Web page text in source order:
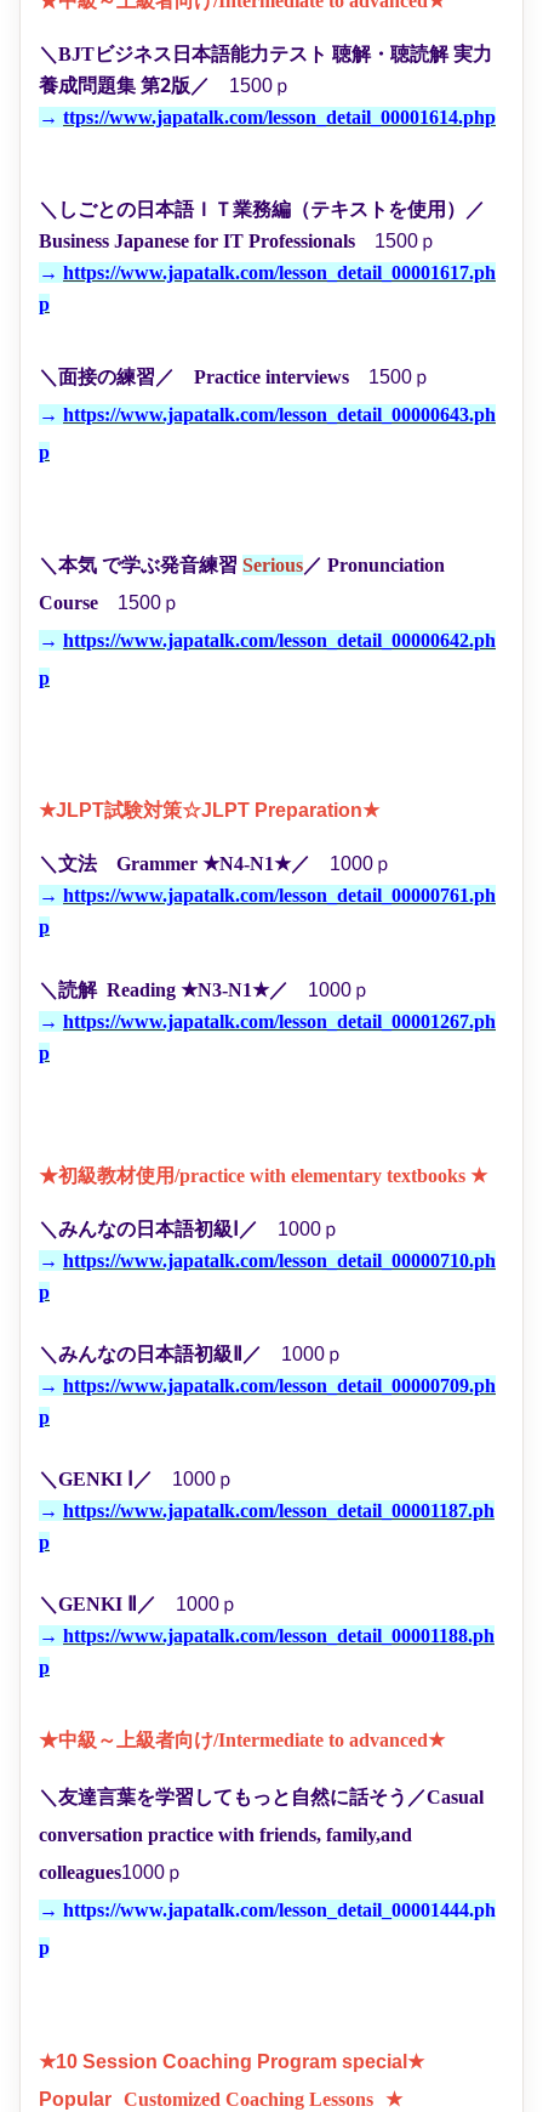
＼BJTビジネス日本語能力テスト 聴解・聴読解 実力
養成問題集 第2版 ／
1500ｐ
→ ttps://www.japatalk.com/lesson_detail_00001614.php
＼しごとの日本語ＩＴ業務編（テキストを使用）
／
Business Japanese for IT Professionals 1500ｐ
→ https://www.japatalk.com/lesson_detail_00001617.ph
p
＼面接の練習 ／ Practice interviews 1500ｐ
→ https://www.japatalk.com/lesson_detail_00000643.ph
p
＼本気 で学ぶ発音練習 Serious／ Pronunciation
Course 1500ｐ
→ https://www.japatalk.com/lesson_detail_00000642.ph
p
★JLPT試験対策☆JLPT Preparation★
＼文法 Grammer ★N4-N1★／
1000ｐ
→ https://www.japatalk.com/lesson_detail_00000761.ph
p
＼読解 Reading ★N3-N1★／
1000ｐ
→ https://www.japatalk.com/lesson_detail_00001267.ph
p
★初級教材使用/practice with elementary textbooks ★
＼みんなの日本語初級Ⅰ ／
1000ｐ
→ https://www.japatalk.com/lesson_detail_00000710.ph
p
＼みんなの日本語初級Ⅱ ／
1000ｐ
→ https://www.japatalk.com/lesson_detail_00000709.ph
p
＼GENKI Ⅰ ／
1000ｐ
→ https://www.japatalk.com/lesson_detail_00001187.ph
p
＼GENKI Ⅱ ／
1000ｐ
→ https://www.japatalk.com/lesson_detail_00001188.ph
p
★中級～上級者向け/Intermediate to advanced★
＼友達言葉を学習してもっと自然に話そう ／Casual
conversation practice with friends, family,and
colleagues1000ｐ
→ https://www.japatalk.com/lesson_detail_00001444.ph
p
★10 Session Coaching Program special★
Popular Customized Coaching Lessons ★